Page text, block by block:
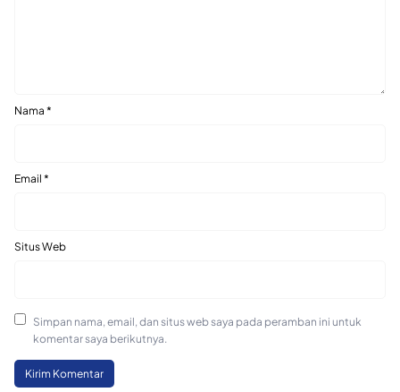
Nama *
Email *
Situs Web
Simpan nama, email, dan situs web saya pada peramban ini untuk
komentar saya berikutnya.